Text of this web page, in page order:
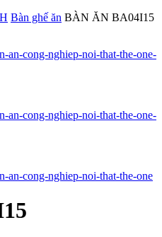
Bàn ghế ăn BÀN ĂN BA04I15
cong-nghiep-noi-that-the-one-
cong-nghiep-noi-that-the-one-
cong-nghiep-noi-that-the-one